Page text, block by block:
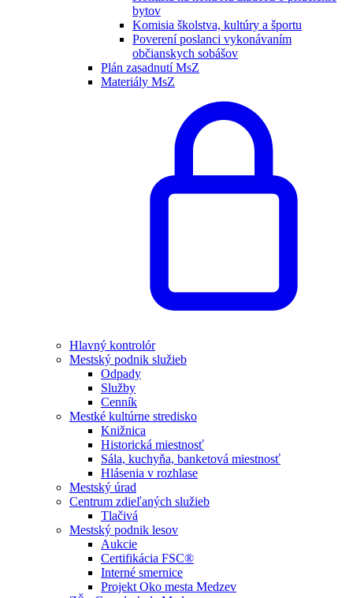
bytov
Komisia školstva, kultúry a športu
Poverení poslanci vykonávaním
občianskych sobášov
Plán zasadnutí MsZ
Materiály MsZ
Hlavný kontrolór
Mestský podnik služieb
Odpady
Služby
Cenník
Mestké kultúrne stredisko
Knižnica
Historická miestnosť
Sála, kuchyňa, banketová miestnosť
Hlásenia v rozhlase
Mestský úrad
Centrum zdieľaných služieb
Tlačivá
Mestský podnik lesov
Aukcie
Certifikácia FSC®
Interné smernice
Projekt Oko mesta Medzev